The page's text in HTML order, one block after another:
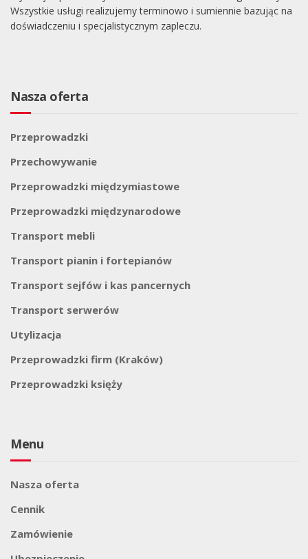
Wszystkie usługi realizujemy terminowo i sumiennie bazując na
doświadczeniu i specjalistycznym zapleczu.
Nasza oferta
Przeprowadzki
Przechowywanie
Przeprowadzki międzymiastowe
Przeprowadzki międzynarodowe
Transport mebli
Transport pianin i fortepianów
Transport sejfów i kas pancernych
Transport serwerów
Utylizacja
Przeprowadzki firm (Kraków)
Przeprowadzki księży
Menu
Nasza oferta
Cennik
Zamówienie